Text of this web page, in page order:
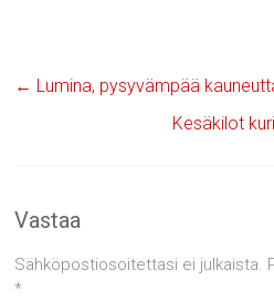
← Lumina, pysyvämpää
Kesäkilot
Vastaa
Sähköpostiosoitettasi ei julkaista.
*